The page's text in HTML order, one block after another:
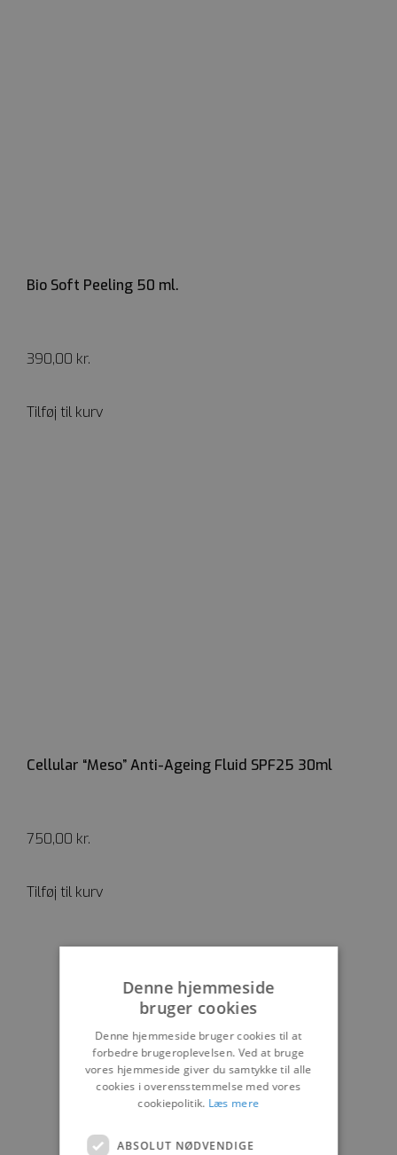
Bio Soft Peeling 50 ml.
390,00 kr.
Tilføj til kurv
Cellular “Meso” Anti-Ageing Fluid SPF25 30ml
750,00 kr.
Tilføj til kurv
Denne hjemmeside
bruger cookies
Denne hjemmeside bruger cookies til at
forbedre brugeroplevelsen. Ved at bruge
vores hjemmeside giver du samtykke til alle
cookies i overensstemmelse med vores
cookiepolitik. Læs mere
ABSOLUT NØDVENDIGE